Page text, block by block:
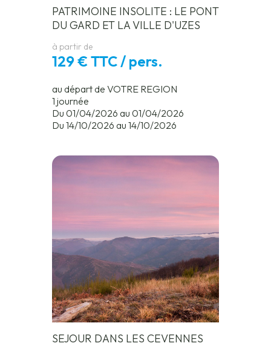
PATRIMOINE INSOLITE : LE PONT
DU GARD ET LA VILLE D'UZES
à partir de
129 € TTC / pers.
au départ de VOTRE REGION
1 journée
Du 01/04/2026 au 01/04/2026
Du 14/10/2026 au 14/10/2026
SEJOUR DANS LES CEVENNES